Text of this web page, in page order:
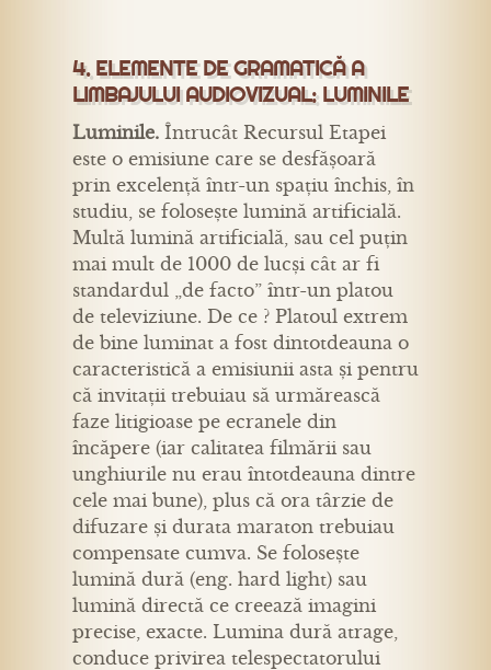
4. ELEMENTE DE GRAMATICĂ A
LIMBAJULUI AUDIOVIZUAL: LUMINILE
Luminile. Întrucât Recursul Etapei
este o emisiune care se desfășoară
prin excelență într-un spațiu închis, în
studiu, se folosește lumină artificială.
Multă lumină artificială, sau cel puțin
mai mult de 1000 de lucși cât ar fi
standardul „de facto” într-un platou
de televiziune. De ce ? Platoul extrem
de bine luminat a fost dintotdeauna o
caracteristică a emisiunii asta și pentru
că invitații trebuiau să urmărească
faze litigioase pe ecranele din
încăpere (iar calitatea filmării sau
unghiurile nu erau întotdeauna dintre
cele mai bune), plus că ora târzie de
difuzare și durata maraton trebuiau
compensate cumva. Se folosește
lumină dură (eng. hard light) sau
lumină directă ce creează imagini
precise, exacte. Lumina dură atrage,
conduce privirea telespectatorului